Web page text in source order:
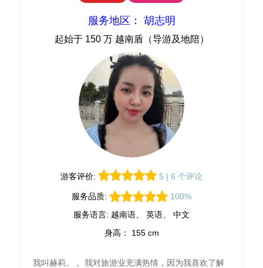
服务地区： 胡志明
起始于 150 万 越南盾（导游及地陪）
游客评价: 5 | 6 个评论
服务品质:
100%
服务语言: 越南语、 英语、 中文
身高： 155 cm
我叫赫莉。 。我对旅游业充满热情，因为我喜欢了解